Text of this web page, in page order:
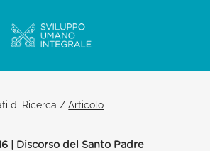
di Ricerca /Articolo
| Discorso del Santo Padre